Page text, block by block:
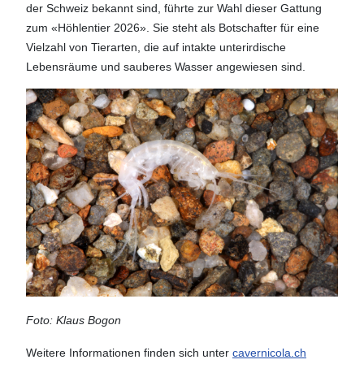
der Schweiz bekannt sind, führte zur Wahl dieser Gattung
zum «Höhlentier 2026». Sie steht als Botschafter für eine
Vielzahl von Tierarten, die auf intakte unterirdische
Lebensräume und sauberes Wasser angewiesen sind.
Foto: Klaus Bogon
Weitere Informationen finden sich unter cavernicola.ch